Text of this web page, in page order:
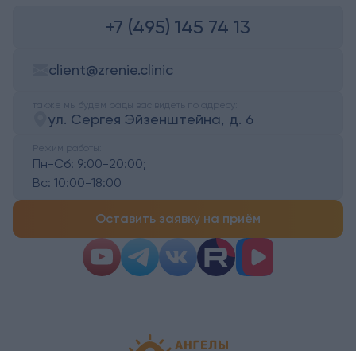
+7 (495) 145 74 13
client@zrenie.clinic
также мы будем рады вас видеть по адресу:
ул. Сергея Эйзенштейна, д. 6
Режим работы:
Пн-Сб: 9:00-20:00;
Вс: 10:00-18:00
Оставить заявку на приём
Детская офтальмология Ангелы